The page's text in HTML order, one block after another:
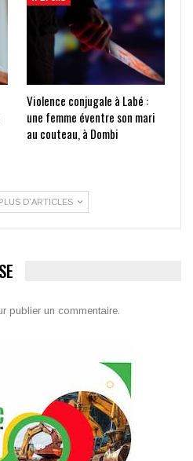
Violence conjugale à Labé :
une femme éventre son mari
au couteau, à Dombi
D'ARTICLES
publier un commentaire.